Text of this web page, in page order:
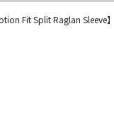
Fit Split Raglan Sleeve